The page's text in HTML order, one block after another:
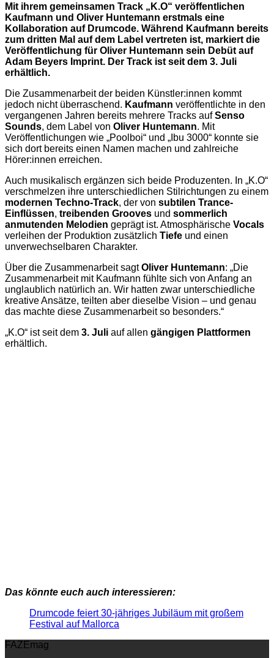
Mit ihrem gemeinsamen Track „K.O“ veröffentlichen
Kaufmann und Oliver Huntemann erstmals eine
Kollaboration auf Drumcode. Während Kaufmann bereits
zum dritten Mal auf dem Label vertreten ist, markiert die
Veröffentlichung für Oliver Huntemann sein Debüt auf
Adam Beyers Imprint. Der Track ist seit dem 3. Juli
erhältlich.
Die Zusammenarbeit der beiden Künstler:innen kommt
jedoch nicht überraschend.Kaufmannveröffentlichte in den
vergangenen Jahren bereits mehrere Tracks aufSenso
Sounds, dem Label vonOliver Huntemann. Mit
Veröffentlichungen wie „Poolboi“ und „Ibu 3000“ konnte sie
sich dort bereits einen Namen machen und zahlreiche
Auch musikalisch ergänzen sich beide Produzenten. In „K.O“
verschmelzen ihre unterschiedlichen Stilrichtungen zu einem
modernen Techno-Track, der vonsubtilen Trance-
Einflüssen,treibenden Groovesundsommerlich
anmutenden Melodiengeprägt ist. Atmosphärische
verleihen der Produktion zusätzlich
Über die Zusammenarbeit sagt Oliver Huntemann: „Die
Zusammenarbeit mit Kaufmann fühlte sich von Anfang an
unglaublich natürlich an. Wir hatten zwar unterschiedliche
kreative Ansätze, teilten aber dieselbe Vision – und genau
„K.O“ ist seit dem
Drumcode feiert 30-jähriges Jubiläum mit großem